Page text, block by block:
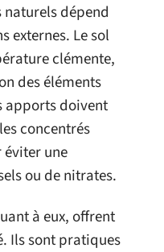
naturels dépend
externes. Le sol
clémente,
des éléments
apports doivent
concentrés
une
ou de nitrates.
à eux, offrent
Ils sont pratiques